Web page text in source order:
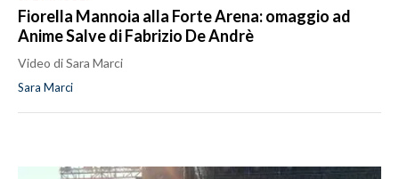
Fiorella Mannoia alla Forte Arena: omaggio ad
Anime Salve di Fabrizio De Andrè
Video di Sara Marci
Sara Marci